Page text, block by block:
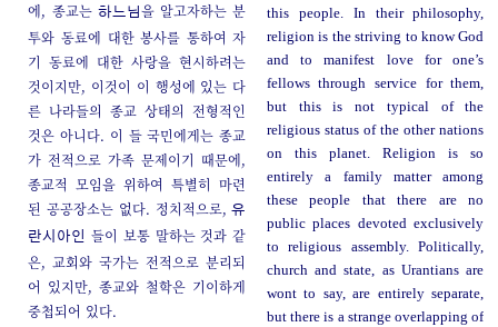
에, 종교는 하느님 을 알고자하는 분
투와 동료에 대한 봉사를 통하여 자
기 동료에 대한 사랑을 현시하려는
것이지만, 이것이 이 행성에 있는 다
른 나라들의 종교 상태의 전형적인
것은 아니다. 이 들 국민에게는 종교
가 전적으로 가족 문제이기 때문에,
종교적 모임을 위하여 특별히 마련
된 공공장소는 없다. 정치적으로,유
란시아인 들이 보통 말하는 것과 같
은, 교회와 국가는 전적으로 분리되
어 있지만, 종교와 철학은 기이하게
중첩되어 있다.
this people. In their philosophy,
religion is the striving to know God
and to manifest love for one’s
fellows through service for them,
but this is not typical of the
religious status of the other nations
on this planet. Religion is so
entirely a family matter among
these people that there are no
public places devoted exclusively
to religious assembly. Politically,
church and state, as Urantians are
wont to say, are entirely separate,
but there is a strange overlapping of